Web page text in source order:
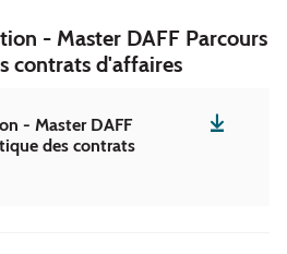
- Master DAFF Parcours
contrats d'affaires
- Master DAFF
des contrats